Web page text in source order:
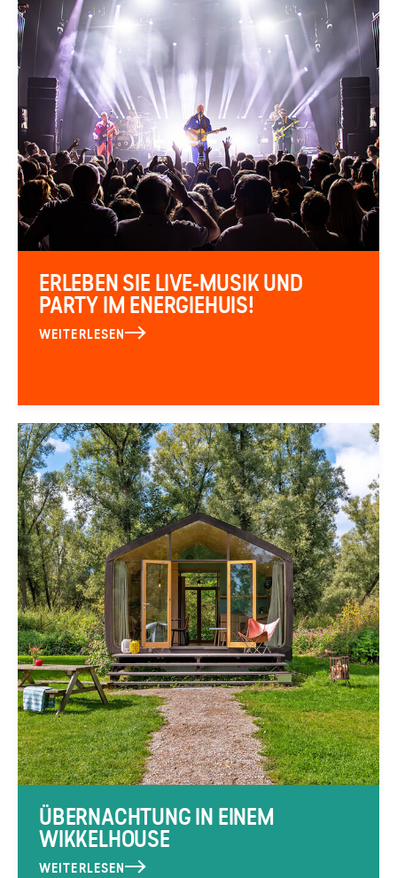
ERLEBEN SIE LIVE-MUSIK UND
PARTY IM ENERGIEHUIS!
WEITERLESEN
ÜBERNACHTUNG IN EINEM
WIKKELHOUSE
WEITERLESEN